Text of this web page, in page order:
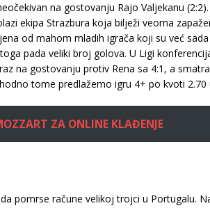
na gostovanju Rajo Valjekanu
ekipa Strazbura koja bilježi veoma
od mahom mladih igrača koji su već
pada veliki broj golova. U Ligi
na gostovanju protiv Rena sa 4:1, a
tome predlažemo igru 4+ po kvoti
ZA ONLINE KLAĐENJE
pomrse račune velikoj trojci u Portugalu.